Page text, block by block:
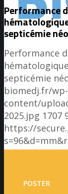
Performance
septicémie
Performance
septicémie
biomedj.fr/wp-
content/
2025.jpg 1707
https://
POSTER